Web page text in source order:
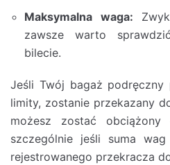
Maksymalna waga:
zawsze warto
bilecie.
Jeśli Twój bagaż podręczny
limity, zostanie przekazany
możesz zostać obciążony
szczególnie jeśli suma
rejestrowanego przekracza